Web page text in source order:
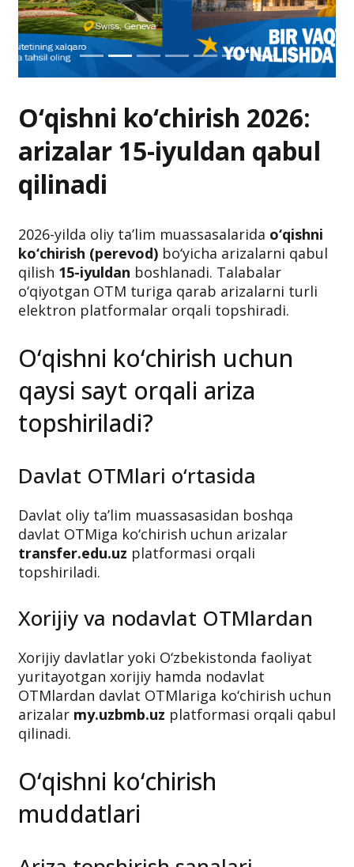
O‘qishni ko‘chirish 2026:
arizalar 15-iyuldan qabul
qilinadi
2026-yilda oliy ta’lim muassasalarida o‘qishni
ko‘chirish (perevod) bo‘yicha arizalarni qabul
qilish 15-iyuldan boshlanadi. Talabalar
o‘qiyotgan OTM turiga qarab arizalarni turli
elektron platformalar orqali topshiradi.
O‘qishni ko‘chirish uchun
qaysi sayt orqali ariza
topshiriladi?
Davlat OTMlari o‘rtasida
Davlat oliy ta’lim muassasasidan boshqa
davlat OTMiga ko‘chirish uchun arizalar
transfer.edu.uz platformasi orqali
topshiriladi.
Xorijiy va nodavlat OTMlardan
Xorijiy davlatlar yoki O‘zbekistonda faoliyat
yuritayotgan xorijiy hamda nodavlat
OTMlardan davlat OTMlariga ko‘chirish uchun
arizalar my.uzbmb.uz platformasi orqali qabul
qilinadi.
O‘qishni ko‘chirish
muddatlari